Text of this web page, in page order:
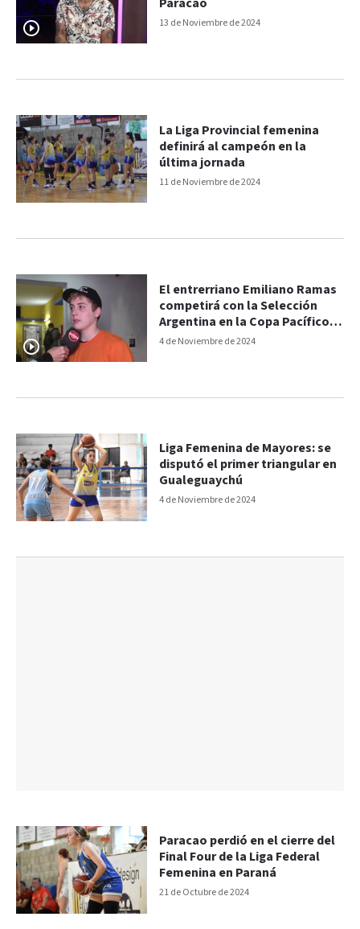
13 de Noviembre de 2024
Paracao
11 de Noviembre de 2024
La Liga Provincial femenina
definirá al campeón en la
última jornada
4 de Noviembre de 2024
El entrerriano Emiliano Ramas
competirá con la Selección
Argentina en la Copa Pacífico
de Natación
4 de Noviembre de 2024
Liga Femenina de Mayores: se
disputó el primer triangular en
Gualeguaychú
21 de Octubre de 2024
Paracao perdió en el cierre del
Final Four de la Liga Federal
Femenina en Paraná